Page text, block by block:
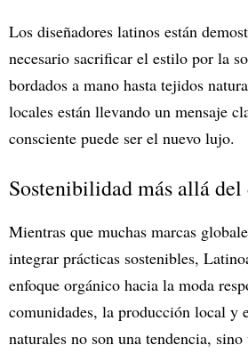
Los diseñadores latinos están
necesario sacrificar el estilo por la
bordados a mano hasta tejidos
locales están llevando un mensaje
consciente puede ser el nuevo lujo.
Sostenibilidad más allá del
Mientras que muchas marcas
integrar prácticas sostenibles,
enfoque orgánico hacia la moda
comunidades, la producción local y
naturales no son una tendencia,